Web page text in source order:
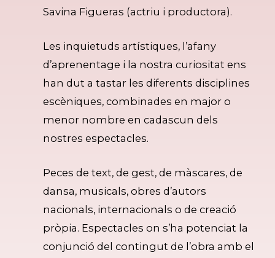
Savina Figueras (actriu i productora).
Les inquietuds artístiques, l’afany
d’aprenentage i la nostra curiositat ens
han dut a tastar les diferents disciplines
escèniques, combinades en major o
menor nombre en cadascun dels
nostres espectacles.
Peces de text, de gest, de màscares, de
dansa, musicals, obres d’autors
nacionals, internacionals o de creació
pròpia. Espectacles on s’ha potenciat la
conjunció del contingut de l’obra amb el